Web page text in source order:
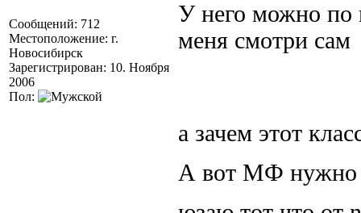
Сообщений: 712
Местоположение: г.
Новосибирск
Зарегистрирован: 10. Ноября
2006
Пол:
У него можно по
меня смотри сам
а зачем этот
А вот МФ нужно